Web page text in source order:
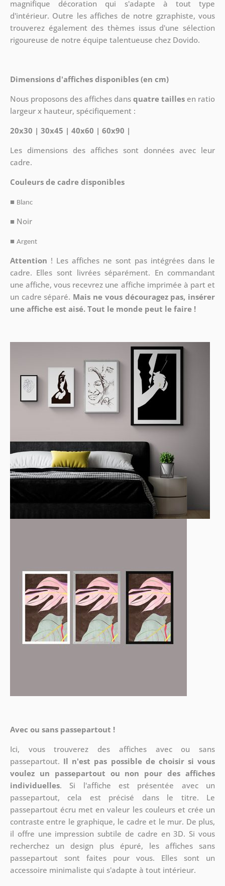
magnifique décoration qui s'adapte à tout type
d'intérieur. Outre les affiches de notre gzraphiste, vous
trouverez également des thèmes issus d'une sélection
rigoureuse de notre équipe talentueuse chez Dovido.
Dimensions d'affiches disponibles (en cm)
Nous proposons des affiches dansquatre tailles en ratio
largeur x hauteur, spécifiquement :
20x30 | 30x45 | 40x60 | 60x90 |
Les dimensions des affiches sont données avec leur
cadre.
Couleurs de cadre disponibles
■ Blanc
■ Noir
■ Argent
Attention ! Les affiches ne sont pas intégrées dans le
cadre. Elles sont livrées séparément. En commandant
une affiche, vous recevrez une affiche imprimée à part et
un cadre séparé. Mais ne vous découragez pas, insérer
une affiche est aisé. Tout le monde peut le faire !
Avec ou sans passepartout !
Ici, vous trouverez des affiches avec ou sans
passepartout. Il n'est pas possible de choisir si vous
voulez un passepartout ou non pour des affiches
individuelles. Si l'affiche est présentée avec un
passepartout, cela est précisé dans le titre. Le
passepartout écru met en valeur les couleurs et crée un
contraste entre le graphique, le cadre et le mur. De plus,
il offre une impression subtile de cadre en 3D. Si vous
recherchez un design plus épuré, les affiches sans
passepartout sont faites pour vous. Elles sont un
accessoire minimaliste qui s'adapte à tout intérieur.